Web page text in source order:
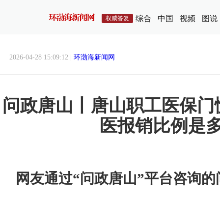
权威答复 综合 中国 视频 图说
2026-04-28 15:09:12 | 环渤海新闻网
问政唐山丨唐山职工医保
医报销比例是
网友通过“问政唐山”平台咨询的